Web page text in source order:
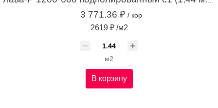
3 771.36 ₽ / кор
2619 ₽ /м2
м2
В корзину